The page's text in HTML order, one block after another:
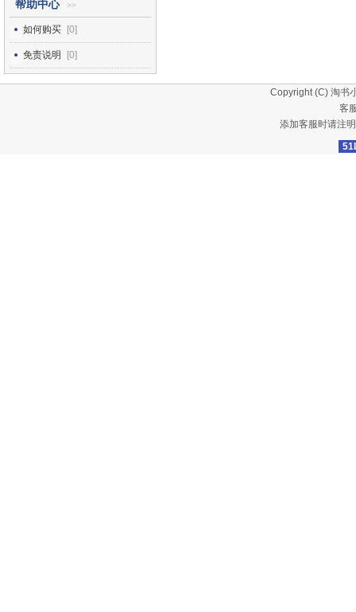
帮助中心 >>
如何购买 [0]
免责说明 [0]
Copyright (C) 淘书
客
添加客服时请注